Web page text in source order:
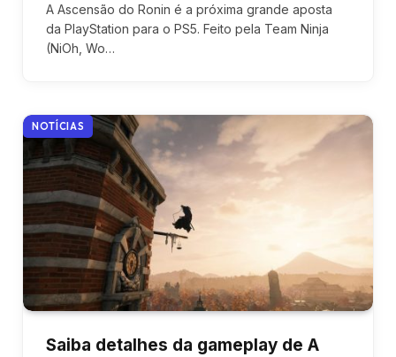
A Ascensão do Ronin é a próxima grande aposta
da PlayStation para o PS5. Feito pela Team Ninja
(NiOh, Wo…
NOTÍCIAS
Saiba detalhes da gameplay de A